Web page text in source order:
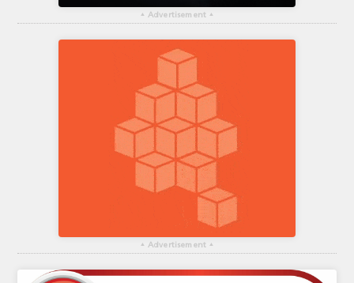
▴ Advertisement ▴
▴ Advertisement ▴